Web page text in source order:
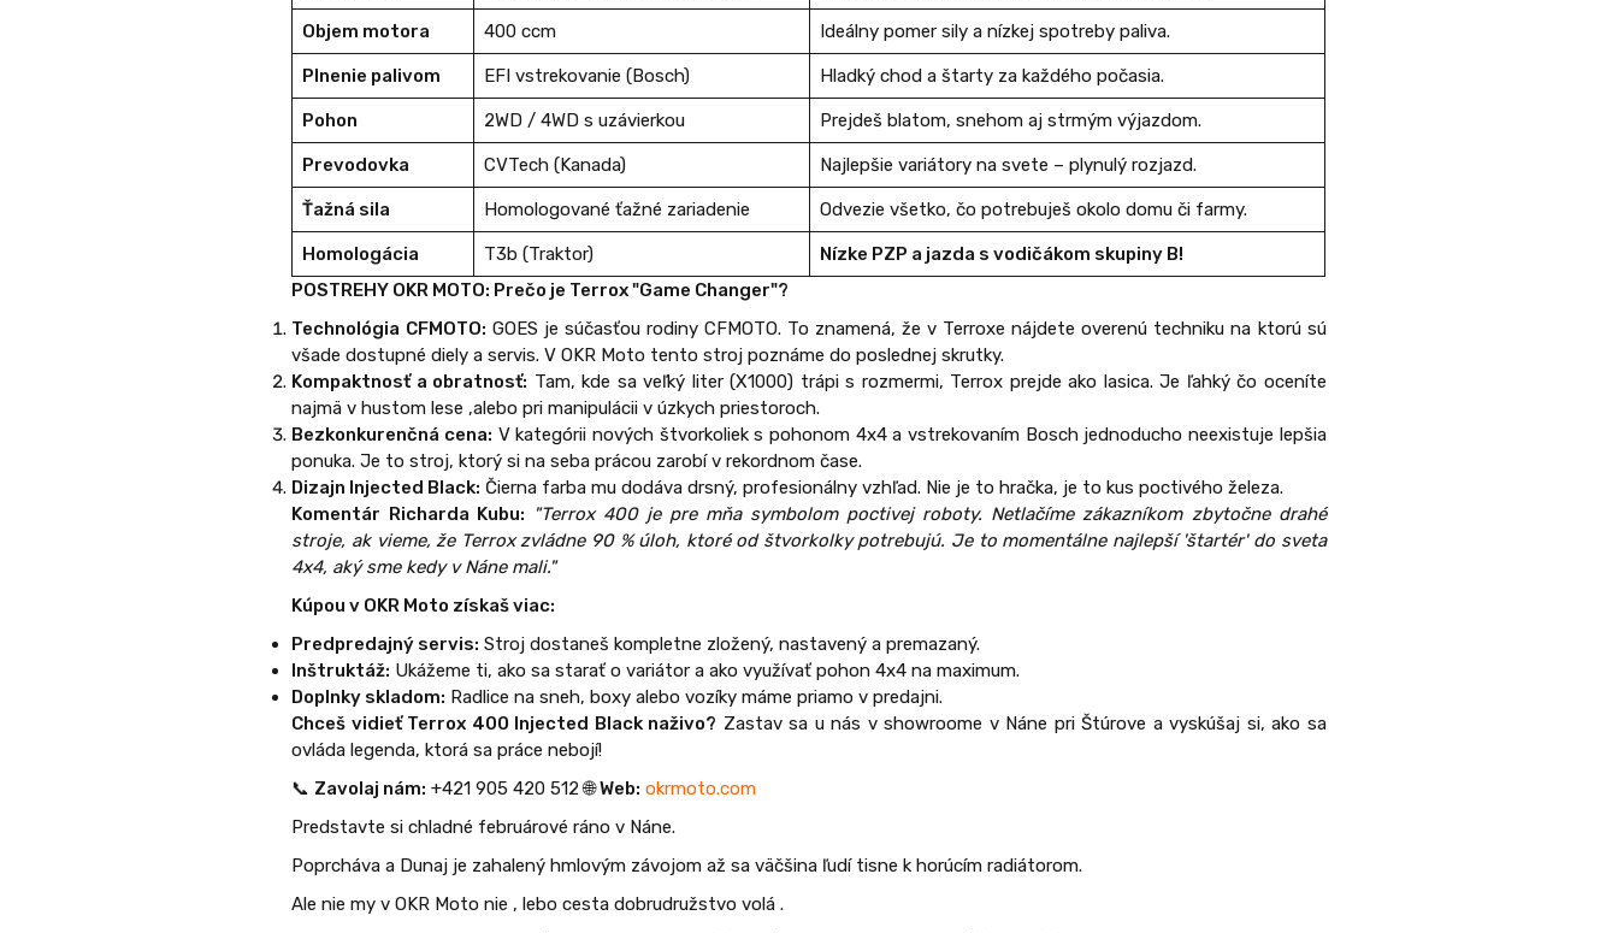
Objem motora 400 ccm Ideálny pomer sily a nízkej spotreby paliva.
Plnenie palivom EFI vstrekovanie (Bosch) Hladký chod a štarty za každého počasia.
Pohon 2WD / 4WD s uzávierkou Prejdeš blatom, snehom aj strmým výjazdom.
Prevodovka CVTech (Kanada) Najlepšie variátory na svete – plynulý rozjazd.
Ťažná sila Homologované ťažné zariadenie Odvezie všetko, čo potrebuješ okolo domu či farmy.
Homologácia T3b (Traktor)
Nízke PZP a jazda s vodičákom skupiny B!
POSTREHY OKR MOTO: Prečo je Terrox "Game Changer"?
Technológia CFMOTO: GOES je súčasťou rodiny CFMOTO. To znamená, že v Terroxe nájdete overenú techniku na ktorú sú
všade dostupné diely a servis. V OKR Moto tento stroj poznáme do poslednej skrutky.
Kompaktnosť a obratnosť: Tam, kde sa veľký liter (X1000) trápi s rozmermi, Terrox prejde ako lasica. Je ľahký čo oceníte
najmä v hustom lese ,alebo pri manipulácii v úzkych priestoroch.
Bezkonkurenčná cena: V kategórii nových štvorkoliek s pohonom 4x4 a vstrekovaním Bosch jednoducho neexistuje lepšia
ponuka. Je to stroj, ktorý si na seba prácou zarobí v rekordnom čase.
Dizajn Injected Black: Čierna farba mu dodáva drsný, profesionálny vzhľad. Nie je to hračka, je to kus poctivého železa.
Komentár Richarda Kubu:
"Terrox 400 je pre mňa symbolom poctivej roboty. Netlačíme zákazníkom zbytočne drahé
stroje, ak vieme, že Terrox zvládne 90 % úloh, ktoré od štvorkolky potrebujú. Je to momentálne najlepší 'štartér' do sveta
4x4, aký sme kedy v Náne mali."
Kúpou v OKR Moto získaš viac:
Predpredajný servis: Stroj dostaneš kompletne zložený, nastavený a premazaný.
Inštruktáž: Ukážeme ti, ako sa starať o variátor a ako využívať pohon 4x4 na maximum.
Doplnky skladom: Radlice na sneh, boxy alebo vozíky máme priamo v predajni.
Chceš vidieť Terrox 400 Injected Black naživo? Zastav sa u nás v showroome v Náne pri Štúrove a vyskúšaj si, ako sa
ovláda legenda, ktorá sa práce nebojí!
📞 Zavolaj nám: +421 905 420 512 🌐Web: okrmoto.com
Predstavte si chladné februárové ráno v Náne.
Poprcháva a Dunaj je zahalený hmlovým závojom až sa väčšina ľudí tisne k horúcím radiátorom.
Ale nie my v OKR Moto nie , lebo cesta dobrudružstvo volá .